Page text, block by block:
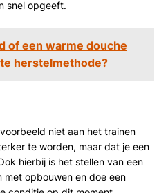
snel opgeeft.
of een warme douche
herstelmethode?
niet aan het trainen
te worden, maar dat je een
hierbij is het stellen van een
met opbouwen en doe een